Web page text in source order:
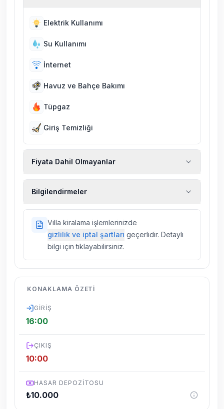
Elektrik Kullanımı
Su Kullanımı
İnternet
Havuz ve Bahçe Bakımı
Tüpgaz
Giriş Temizliği
Fiyata Dahil Olmayanlar
sigortaları fiyatlara dahil değildir.
Bilgilendirmeler
villalarımızda düzenli olarak ilaçlama
yapılmaktadır. Buna rağmen çevrede
kelebek, böcek, sinek vs. bulunma ihtimali
dönemsel olarak altyapı çalışmaları
yapılabilmektedir. Bu çalışma nedeniyle yol
Villa kiralama işlemlerinizde
gizlilik ve iptal şartları geçerlidir. Detaylı
bilgi için tıklayabilirsiniz.
KONAKLAMA ÖZETI
GIRIŞ
16:00
ÇIKIŞ
10:00
HASAR DEPOZITOSU
₺10.000